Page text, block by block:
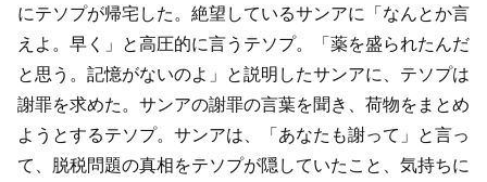
にテソプが帰宅した。絶望しているサンアに「なんとか言
えよ。早く」と高圧的に言うテソプ。「薬を盛られたんだ
と思う。記憶がないのよ」と説明したサンアに、テソプは
謝罪を求めた。サンアの謝罪の言葉を聞き、荷物をまとめ
ようとするテソプ。サンアは、「あなたも謝って」と言っ
て、脱税問題の真相をテソプが隠していたこと、気持ちに